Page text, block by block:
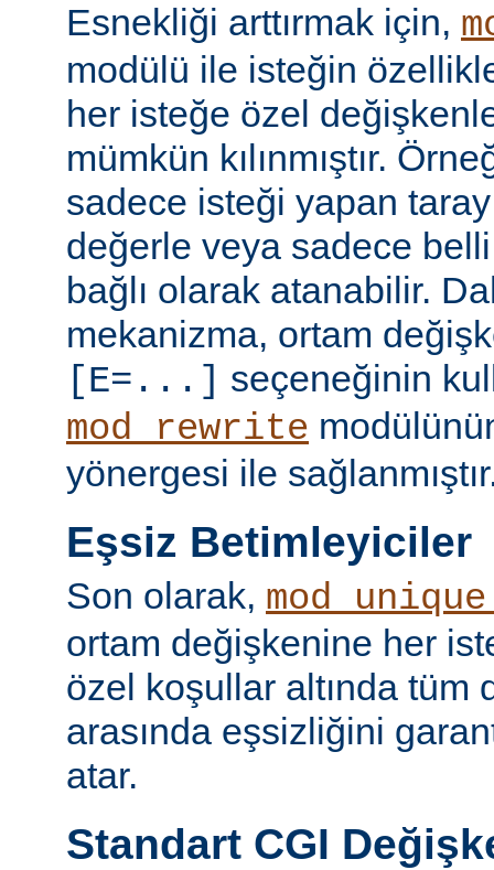
Esnekliği arttırmak için,
modülü ile isteğin
her isteğe özel
mümkün kılınmıştır.
sadece isteği yapan
değerle veya sadece belli
bağlı olarak atanabilir.
mekanizma, ortam
[E=...] seçeneğinin
mod_rewrite
yönergesi ile
Eşsiz Betimleyiciler
Son olarak,
ortam değişkenine her
özel koşullar altında tüm
arasında eşsizliğini
atar.
Standart CGI